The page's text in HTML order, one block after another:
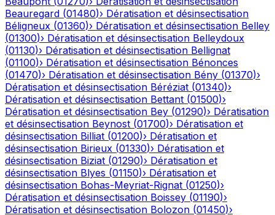
Beauregard (01480)› Dératisation et désinsectisation
Béligneux (01360)› Dératisation et désinsectisation Belley
(01300)› Dératisation et désinsectisation Belleydoux
(01130)› Dératisation et désinsectisation Bellignat
(01100)› Dératisation et désinsectisation Bénonces
(01470)› Dératisation et désinsectisation Bény (01370)›
Dératisation et désinsectisation Béréziat (01340)›
Dératisation et désinsectisation Bettant (01500)›
Dératisation et désinsectisation Bey (01290)› Dératisation
et désinsectisation Beynost (01700)› Dératisation et
désinsectisation Billiat (01200)› Dératisation et
désinsectisation Birieux (01330)› Dératisation et
désinsectisation Biziat (01290)› Dératisation et
désinsectisation Blyes (01150)› Dératisation et
désinsectisation Bohas-Meyriat-Rignat (01250)›
Dératisation et désinsectisation Boissey (01190)›
Dératisation et désinsectisation Bolozon (01450)›